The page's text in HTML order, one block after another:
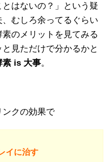
とはないの？」という疑
むしろ余ってるぐらい
のメリットを見てみる
見ただけで分かるかと
素 is 大事。
クの効果で
イに治す